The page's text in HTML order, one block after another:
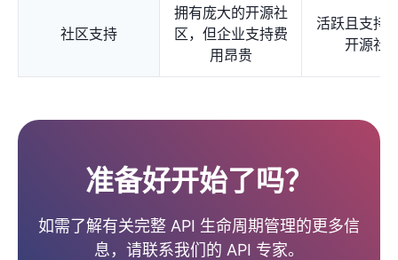
社区支持
拥有庞大的开源社
区，但企业支持费
用昂贵
活跃且支持
开源社
准备好开始了吗？
如需了解有关完整 API 生命周期管理的更多信
息，请联系我们的 API 专家。